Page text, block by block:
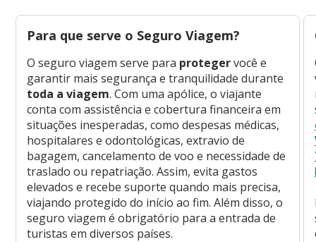
Para que serve o Seguro Viagem?
O seguro viagem serve para protegervocê e
garantir mais segurança e tranquilidade durante
toda a viagem. Com uma apólice, o viajante
conta com assistência e cobertura financeira em
situações inesperadas, como despesas médicas,
hospitalares e odontológicas, extravio de
bagagem, cancelamento de voo e necessidade de
traslado ou repatriação. Assim, evita gastos
elevados e recebe suporte quando mais precisa,
viajando protegido do início ao fim. Além disso, o
seguro viagem é obrigatório para a entrada de
turistas em diversos países.